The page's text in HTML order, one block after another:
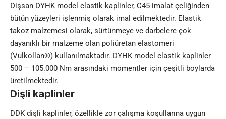
Dişsan DYHK model elastik kaplinler, C45 imalat çeliğinden
bütün yüzeyleri işlenmiş olarak imal edilmektedir. Elastik
takoz malzemesi olarak, sürtünmeye ve darbelere çok
dayanıklı bir malzeme olan poliüretan elastomeri
(Vulkollan®) kullanılmaktadır. DYHK model elastik kaplinler
500 – 105.000 Nm arasındaki momentler için çeşitli boylarda
üretilmektedir.
Dişli kaplinler
DDK dişli kaplinler, özellikle zor çalışma koşullarına uygun